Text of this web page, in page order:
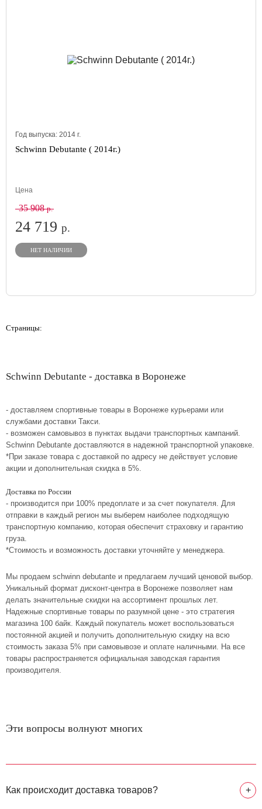
Год выпуска: 2014 г.
Schwinn Debutante ( 2014г.)
Цена
35 908р.
24 719 р.
НЕТ НАЛИЧИИ
Страницы:
Schwinn Debutante - доставка в Воронеже
- доставляем спортивные товары в Воронеже курьерами или
службами доставки Такси.
- возможен самовывоз в пунктах выдачи транспортных кампаний.
Schwinn Debutante доставляются в надежной транспортной упаковке.
*При заказе товара с доставкой по адресу не действует условие
акции и дополнительная скидка в 5%.
Доставка по России
- производится при 100% предоплате и за счет покупателя. Для
отправки в каждый регион мы выберем наиболее подходящую
транспортную компанию, которая обеспечит страховку и гарантию
груза.
*Стоимость и возможность доставки уточняйте у менеджера.
Мы продаем schwinn debutante и предлагаем лучший ценовой выбор.
Уникальный формат дисконт-центра в Воронеже позволяет нам
делать значительные скидки на ассортимент прошлых лет.
Надежные спортивные товары по разумной цене - это стратегия
магазина 100 байк. Каждый покупатель может воспользоваться
постоянной акцией и получить дополнительную скидку на всю
стоимость заказа 5% при самовывозе и оплате наличными. На все
товары распространяется официальная заводская гарантия
производителя.
Эти вопросы волнуют многих
Как происходит доставка товаров? +